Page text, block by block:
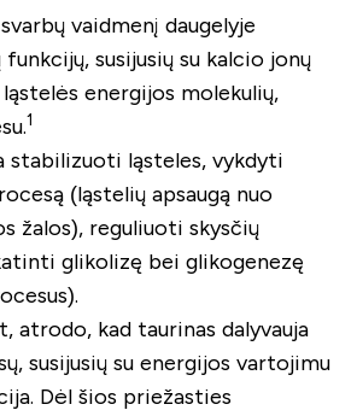
vaidmenį daugelyje
susijusių su kalcio jonų
energijos molekulių,
1
stabilizuoti ląsteles, vykdyti
(ląstelių apsaugą nuo
žalos), reguliuoti skysčių
glikolizę bei glikogenezę
atrodo, kad taurinas dalyvauja
susijusių su energijos vartojimu
Dėl šios priežasties